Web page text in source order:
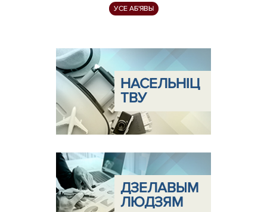
УСЕ АБ'ЯВЫ
НАСЕЛЬНІЦ
ТВУ
ДЗЕЛАВЫМ
ЛЮДЗЯМ